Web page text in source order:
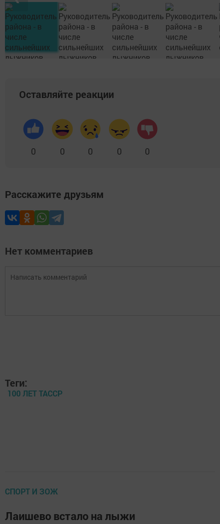
Оставляйте реакции
0 0 0 0 0
Расскажите друзьям
Нет комментариев
Теги:
100 ЛЕТ ТАССР
СПОРТ И ЗОЖ
Лаишево встало на лыжи